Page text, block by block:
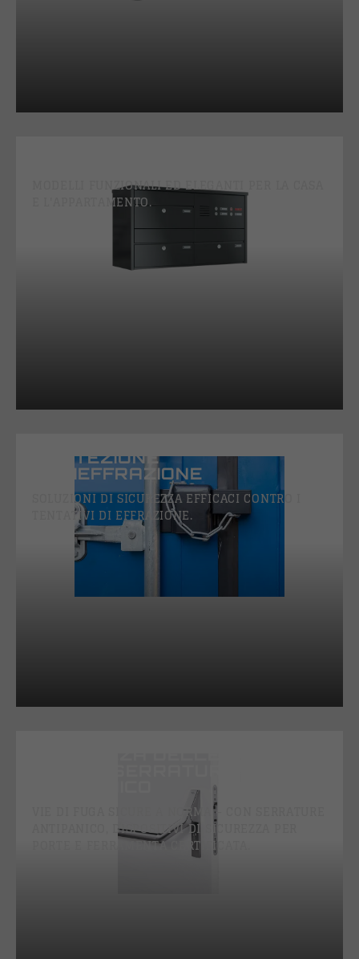
MODELLI FUNZIONALI ED ELEGANTI PER LA CASA
E L'APPARTAMENTO.
PROTEZIONE
ANTIEFFRAZIONE
SOLUZIONI DI SICUREZZA EFFICACI CONTRO I
TENTATIVI DI EFFRAZIONE.
VIE DI FUGA SICURE A NORMA – CON SERRATURE
ANTIPANICO, DISPOSITIVI DI SICUREZZA PER
PORTE E FERRAMENTA CERTIFICATA.